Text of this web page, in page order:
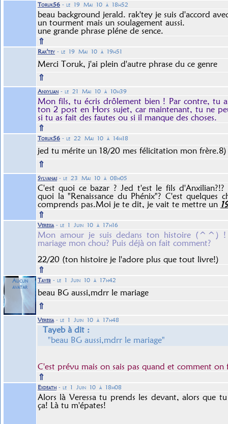
Toruk56 - le 19 Mai 10 à 18h52
beau background jerald. rak'tey je suis d'accord
un tourment mais un soulagement aussi.
une grande phrase pléne de sence.
⇑
Rak'tey - le 19 Mai 10 à 19h51
Merci Toruk, j'ai plein d'autre phrase du ce genre
⇑
Anxylian - le 21 Mai 10 à 10h39
Mon fils, tu écris drôlement bien ! Par contre, tu
ton 2 post en Hors sujet, car maintenant, tu ne
si tu as fait des fautes ou si il manque des choses.
⇑
Toruk56 - le 22 Mai 10 à 14h18
jed tu mérite un 18/20 mes félicitation mon frère.8)
⇑
Sylvanas- le 23 Mai 10 à 08h05
C'est quoi ce bazar ? Jed t'est le fils
quoi la "Renaissance du Phénix"? C'est quelques
comprends pas.Moi je te dit, je vait te mettre un
⇑
Veressa- le 1 Juin 10 à 17h16
Mon amour je suis dedans ton histoire (^^) !
mariage mon chou? Puis déjà on fait comment?
22/20 (ton histoire je l'adore plus que tout livre!)
⇑
Aucun
avatar
Tayeb - le 1 Juin 10 à 17h42
beau BG aussi,mdrr le mariage
⇑
Veressa- le 1 Juin 10 à 17h48
Tayeb à dit :
"beau BG aussi,mdrr le mariage"
C'est prévu mais on sais pas quand et comment on
⇑
Exdeath - le 1 Juin 10 à 18h08
Alors là Veressa tu prends les devant, alors que
ça! Là tu m'épates!